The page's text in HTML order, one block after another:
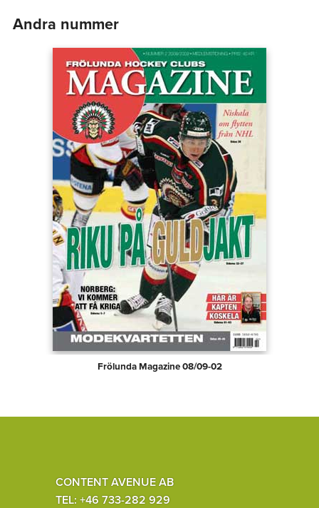
Andra nummer
Frölunda Magazine 08/09-02
CONTENT AVENUE AB
TEL: +46 733-282 929